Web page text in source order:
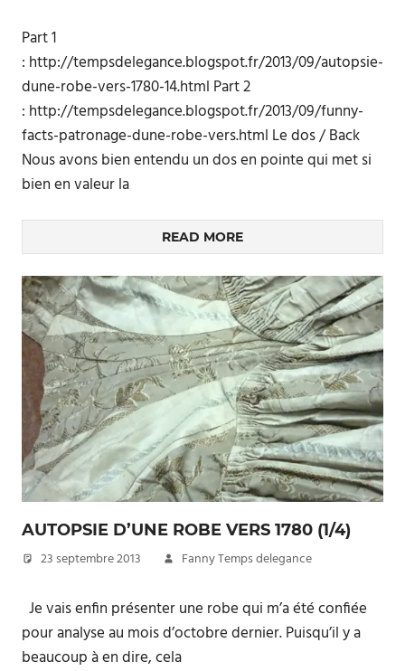
Part 1
: http://tempsdelegance.blogspot.fr/2013/09/autopsie-
dune-robe-vers-1780-14.html Part 2
: http://tempsdelegance.blogspot.fr/2013/09/funny-
facts-patronage-dune-robe-vers.html Le dos / Back
Nous avons bien entendu un dos en pointe qui met si
bien en valeur la
READ MORE
AUTOPSIE D’UNE ROBE VERS 1780 (1/4)
23 septembre 2013 Fanny Temps delegance
Je vais enfin présenter une robe qui m’a été confiée
pour analyse au mois d’octobre dernier. Puisqu’il y a
beaucoup à en dire, cela